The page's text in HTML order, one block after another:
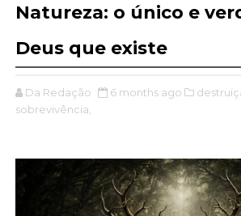
Natureza: o único e
Deus que existe
Da Redação 6 months ago
sobrevivência,